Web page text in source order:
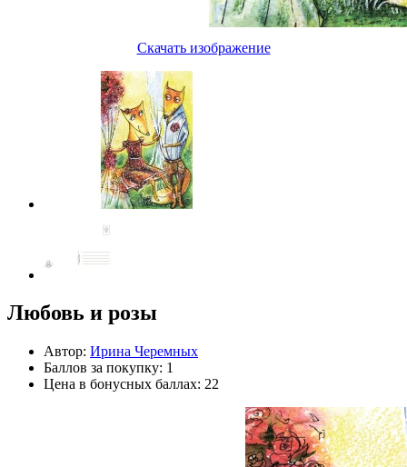
Скачать изображение
Любовь и розы
Автор: Ирина Черемных
Баллов за покупку: 1
Цена в бонусных баллах: 22